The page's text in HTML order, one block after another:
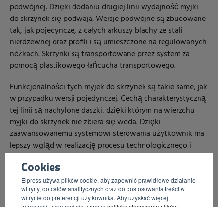
Cookies
Elpress używa plików cookie, aby zapewnić prawidłowe działanie
witryny, do celów analitycznych oraz do dostosowania treści w
witrynie do preferencji użytkownika. Aby uzyskać więcej
podwójnej. Dzięki dodaniu drugiej linii wydajność myjki
do skrzynek się podwaja. Wersje podwójne są zbudowane
tak, jak pojedyncze, z całych arkuszy blachy ze stali
nierdzewnej oraz profili i są umieszczone na regulowanych
nóżkach. Skrzynki są transportowane przez system za
pomocą plastikowego łańcucha transportowego.
Funkcjonalności tych myjek do skrzynek są takie same, jak
w przypadku wersji pojedynczej. Cechą charakterystyczną
tej linii są nachylone daszki, dzięki którym na wierzchu
myjki do skrzynek nie zbiera się woda. Dzięki
zaawansowanemu systemowi sterowania użytkownik ma
lepszy wgląd w realizację procesu technologicznego i
może się lepiej komunikować z myjką